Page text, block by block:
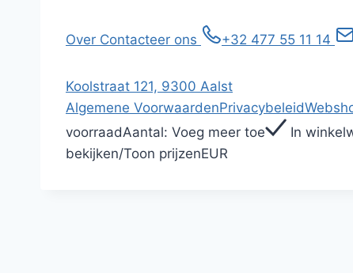
Over Contacteer ons +32 477 55 11 14
Koolstraat 121, 9300 Aalst
Algemene VoorwaardenPrivacybeleid
voorraadAantal: Voeg meer toe In
bekijken/Toon prijzenEUR